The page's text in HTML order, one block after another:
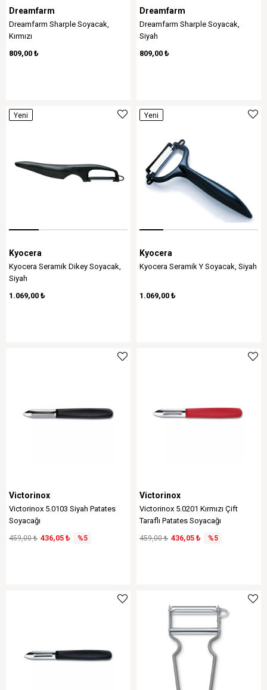
Dreamfarm
Dreamfarm Sharple Soyacak,
Kırmızı
809,00 ₺
Dreamfarm
Dreamfarm Sharple Soyacak,
Siyah
809,00 ₺
Yeni
Kyocera
Kyocera Seramik Dikey Soyacak,
Siyah
1.069,00 ₺
Yeni
Kyocera
Kyocera Seramik Y Soyacak, Siyah
1.069,00 ₺
Victorinox
Victorinox 5.0103 Siyah Patates
Soyacağı
436,05 ₺
459,00 ₺ %5
Victorinox
Victorinox 5.0201 Kırmızı Çift
Taraflı Patates Soyacağı
436,05 ₺
459,00 ₺ %5